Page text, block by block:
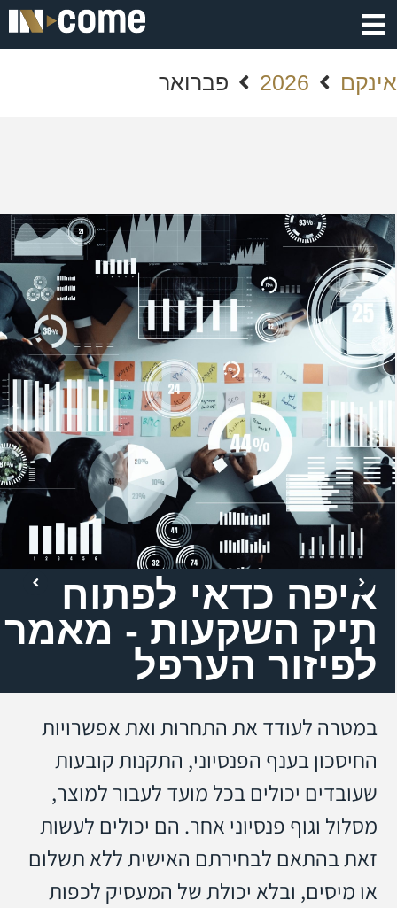
אינקם 2026 פברואר
איפה כדאי לפתוח
תיק השקעות - מאמר
לפיזור הערפל
במטרה לעודד את התחרות ואת אפשרויות
החיסכון בענף הפנסיוני, התקנות קובעות
שעובדים יכולים בכל מועד לעבור למוצר,
מסלול וגוף פנסיוני אחר. הם יכולים לעשות
זאת בהתאם לבחירתם האישית ללא תשלום
או מיסים, ובלא יכולת של המעסיק לכפות